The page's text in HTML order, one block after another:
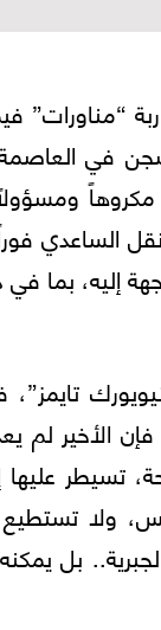
“مناورات”
في
نقل الساعدي
إليه، بما في
في أيار/
ولا
بل